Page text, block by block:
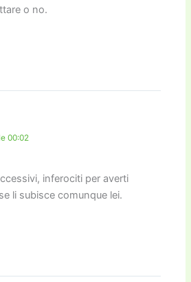
o no.
00:02
inferociti per averti
li subisce comunque lei.